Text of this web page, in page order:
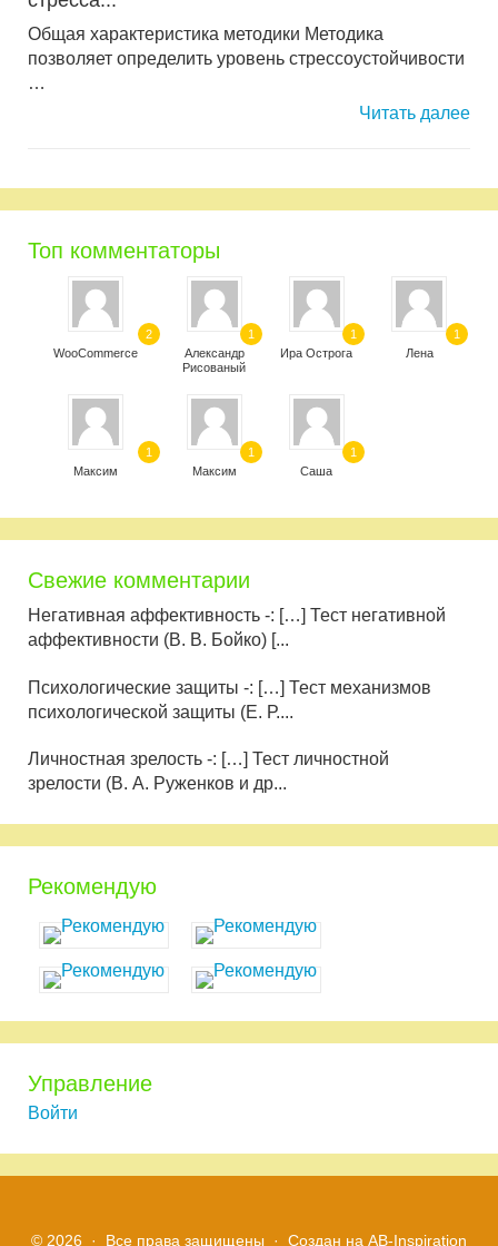
Общая характеристика методики Методика
позволяет определить уровень стрессоустойчивости
…
Читать далее
Топ комментаторы
WooCommerce
2
Александр
Рисованый
1
Ира Острога
1
Лена
1
Максим
1
Максим
1
Саша
1
Свежие комментарии
Негативная аффективность -: […] Тест негативной
аффективности (В. В. Бойко) [...
Психологические защиты -: […] Тест механизмов
психологической защиты (Е. Р....
Личностная зрелость -: […] Тест личностной
зрелости (В. А. Руженков и др...
Рекомендую
Управление
Войти
© 2026 · Все права защищены · Создан на AB-Inspiration